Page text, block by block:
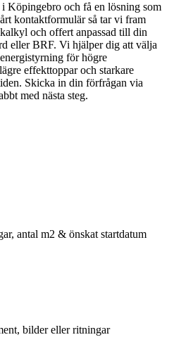
Köpingebro och få en lösning som
kontaktformulär så tar vi fram
och offert anpassad till din
eller BRF. Vi hjälper dig att välja
för högre
effekttoppar och starkare
Skicka in din förfrågan via
med nästa steg.
antal m2 & önskat startdatum
bilder eller ritningar